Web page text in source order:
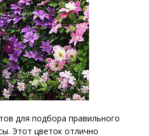
для подбора правильного
Этот цветок отлично